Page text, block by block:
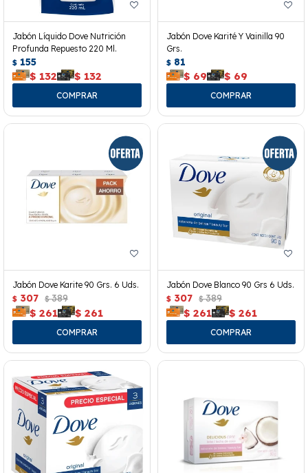
Jabón Líquido Dove Nutrición
Profunda Repuesto 220 Ml.
$ 155
$ 132 $ 132
Jabón Dove Karité Y Vainilla 90
Grs.
$ 81
$ 69 $ 69
Jabón Dove Karite 90 Grs. 6 Uds.
$ 307 $ 389
$ 261 $ 261
Jabón Dove Blanco 90 Grs 6 Uds.
$ 307 $ 389
$ 261 $ 261